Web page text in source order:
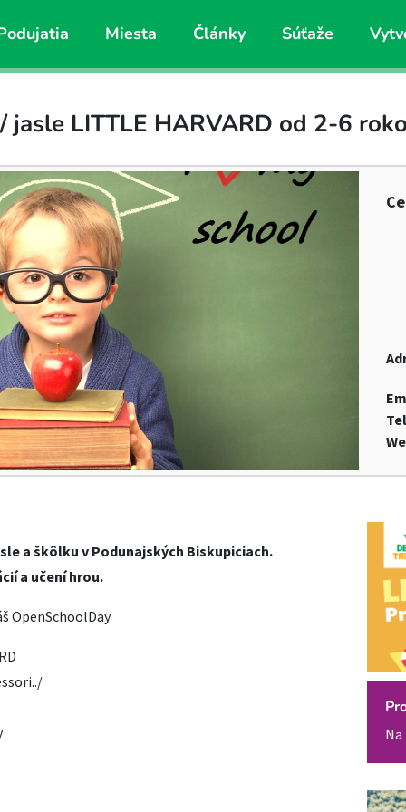
Miesta Články Súťaže
jasle LITTLE HARVARD od 2-6
a škôlku v Podunajských Biskupiciach.
a učení hrou.
OpenSchoolDay